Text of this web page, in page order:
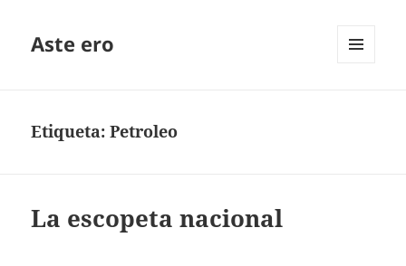
Aste ero
Etiqueta:Petroleo
La escopeta nacional